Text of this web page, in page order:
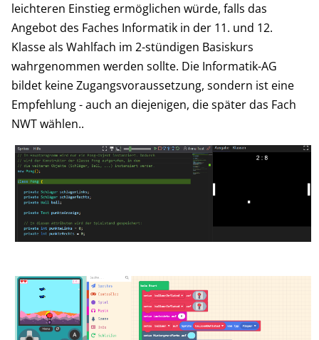
leichteren Einstieg ermöglichen würde, falls das
Angebot des Faches Informatik in der 11. und 12.
Klasse als Wahlfach im 2-stündigen Basiskurs
wahrgenommen werden sollte. Die Informatik-AG
bildet keine Zugangsvoraussetzung, sondern ist eine
Empfehlung - auch an diejenigen, die später das Fach
NWT wählen..